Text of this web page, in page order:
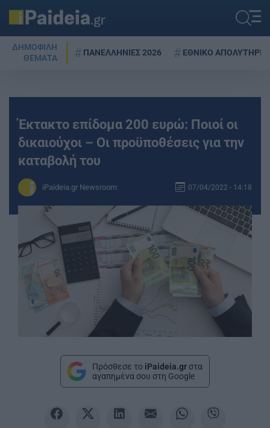
ΔΗΜΟΦΙΛΗ
ΘΕΜΑΤΑ
ΠΑΝΕΛΛΗΝΙΕΣ 2026 ΕΘΝΙΚΟ ΑΠΟΛΥΤΗΡΙΟ
Έκτακτο επίδομα 200 ευρώ: Ποιοί οι
δικαιούχοι – Οι προϋποθέσεις για την
καταβολή του
iPaideia.gr Newsroom 07/04/2022 - 14:18
Πρόσθεσε το iPaideia.gr στα
αγαπημένα σου στη Google